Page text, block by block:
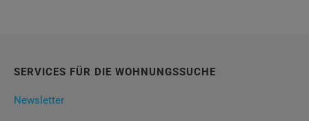
SERVICES FÜR DIE WOHNUNGSSUCHE
Newsletter